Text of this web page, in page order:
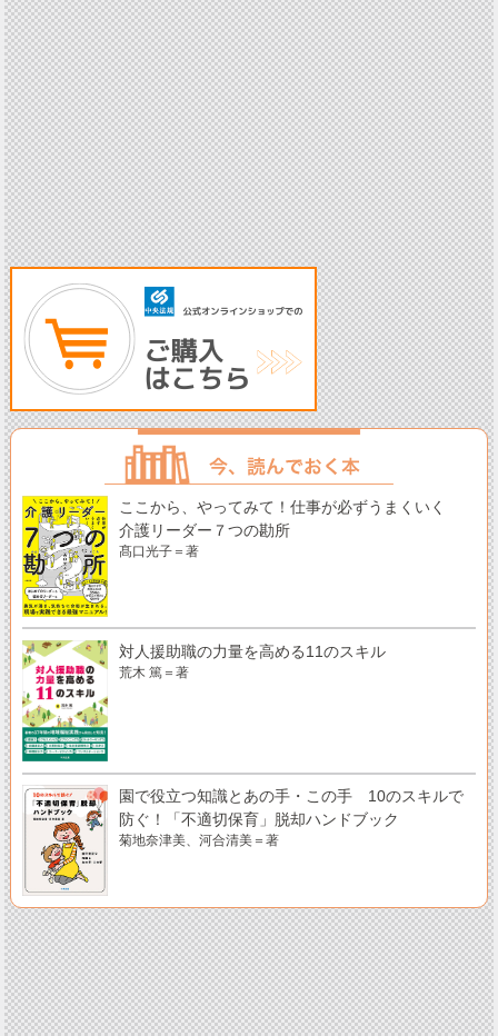
ここから、やってみて！仕事が必ずうまくいく
介護リーダー７つの勘所
髙口光子＝著
対人援助職の力量を高める11のスキル
荒木 篤＝著
園で役立つ知識とあの手・この手 10のスキルで
防ぐ！「不適切保育」脱却ハンドブック
菊地奈津美、河合清美＝著